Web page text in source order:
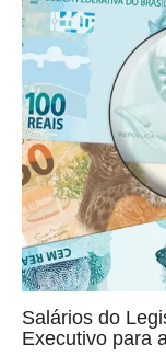
Salários do
Executivo para